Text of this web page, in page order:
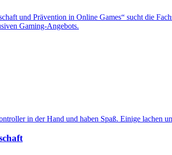
und Prävention in Online Games“ sucht die
Gaming-Angebots.